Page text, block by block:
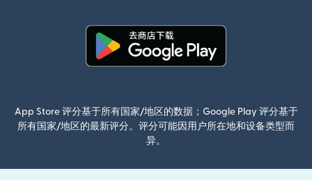
App Store 评分基于所有国家/地区的数据；Google Play 评分基于
所有国家/地区的最新评分。评分可能因用户所在地和设备类型而
异。